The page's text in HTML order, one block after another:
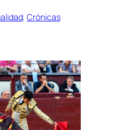
, Crónicas